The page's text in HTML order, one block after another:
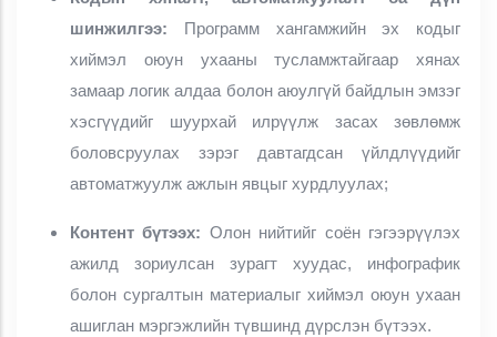
шинжилгээ:
Программ хангамжийн эх кодыг
хиймэл оюун ухааны тусламжтайгаар хянах
замаар логик алдаа болон аюулгүй байдлын эмзэг
хэсгүүдийг шуурхай илрүүлж засах зөвлөмж
боловсруулах зэрэг давтагдсан үйлдлүүдийг
автоматжуулж ажлын явцыг хурдлуулах;
Контент бүтээх: Олон нийтийг соён гэгээрүүлэх
ажилд зориулсан зурагт хуудас, инфографик
болон сургалтын материалыг хиймэл оюун ухаан
ашиглан мэргэжлийн түвшинд дүрслэн бүтээх.